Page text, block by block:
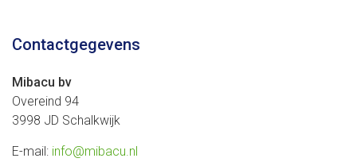
Contactgegevens
Mibacu bv
Overeind 94
3998 JD Schalkwijk
E-mail: info@mibacu.nl